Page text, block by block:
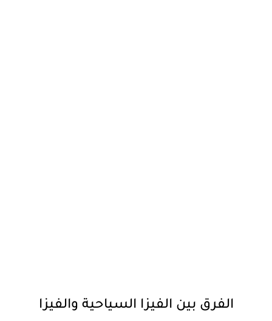
الفرق بين الفيزا السياحية والفيزا